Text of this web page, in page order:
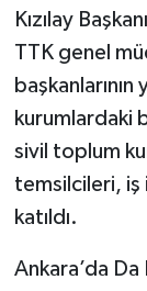
Kızılay
TTK genel
başkanlarının
kurumlardaki
sivil toplum
temsilcileri, iş
katıldı.
Ankara’da Da